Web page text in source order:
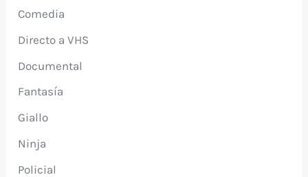
Comedia
Directo a VHS
Documental
Fantasía
Giallo
Ninja
Policial